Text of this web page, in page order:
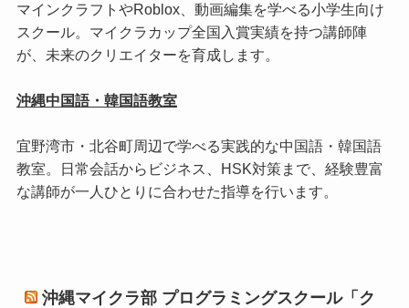
マインクラフトやRoblox、動画編集を学べる小学生向け
スクール。マイクラカップ全国入賞実績を持つ講師陣
が、未来のクリエイターを育成します。
沖縄中国語・韓国語教室
宜野湾市・北谷町周辺で学べる実践的な中国語・韓国語
教室。日常会話からビジネス、HSK対策まで、経験豊富
な講師が一人ひとりに合わせた指導を行います。
沖縄マイクラ部 プログラミングスクール「ク